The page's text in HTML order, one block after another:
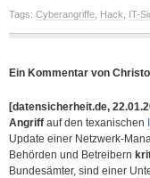
Tags: Cyberangriffe Hack IT-
Ein Kommentar von
[datensicherheit.de,
Angriff auf den texanischen
Update einer Netzwerk-
Behörden und Betreibern
Bundesämter, sind einer